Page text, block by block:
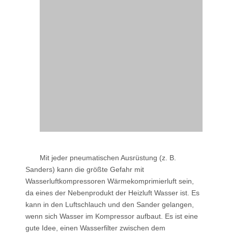
Mit jeder pneumatischen Ausrüstung (z. B.
Sanders) kann die größte Gefahr mit
Wasserluftkompressoren Wärmekomprimierluft sein,
da eines der Nebenprodukt der Heizluft Wasser ist. Es
kann in den Luftschlauch und den Sander gelangen,
wenn sich Wasser im Kompressor aufbaut. Es ist eine
gute Idee, einen Wasserfilter zwischen dem